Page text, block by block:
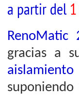
a partir del
RenoMatic
gracias a